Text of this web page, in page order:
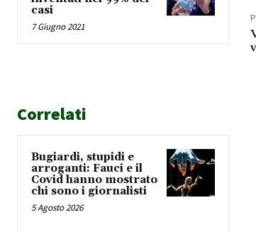
casi
7 Giugno 2021
Correlati
Bugiardi, stupidi e
arroganti: Fauci e il
Covid hanno mostrato
chi sono i giornalisti
5 Agosto 2026